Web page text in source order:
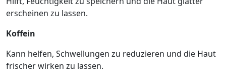
erscheinen zu lassen.
Koffein
Kann helfen, Schwellungen zu reduzieren und die Haut
frischer wirken zu lassen.